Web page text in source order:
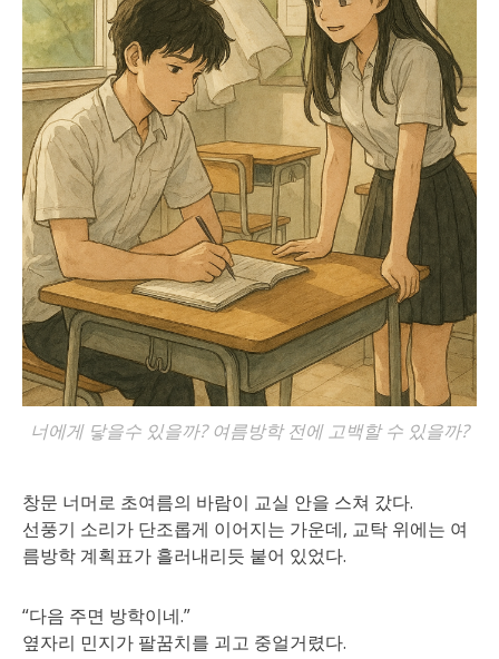
너에게 닿을수 있을까? 여름방학 전에 고백할 수 있을까?
창문 너머로 초여름의 바람이 교실 안을 스쳐 갔다.
선풍기 소리가 단조롭게 이어지는 가운데, 교탁 위에는 여
름방학 계획표가 흘러내리듯 붙어 있었다.
“다음 주면 방학이네.”
옆자리 민지가 팔꿈치를 괴고 중얼거렸다.